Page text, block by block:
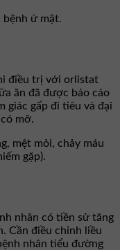
bệnh ứ mật.
điều trị với orlistat
ăn đã được báo cáo
giác gấp đi tiêu và đại
mỡ.
mệt mỏi, chảy máu
gặp).
nhân có tiền sử tăng
Cần điều chỉnh liều
nhân tiểu đường